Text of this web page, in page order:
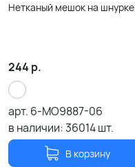
Нетканый мешок на шнурке
244 р.
арт. 6-MO9887-06
в наличии:36014шт.
В корзину